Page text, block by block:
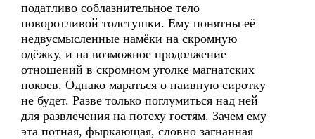
податливо соблазнительное тело
поворотливой толстушки. Ему понятны её
недвусмысленные намёки на скромную
одёжку, и на возможное продолжение
отношений в скромном уголке магнатских
покоев. Однако мараться о наивную сиротку
не будет. Разве только поглумиться над ней
для развлечения на потеху гостям. Зачем ему
эта потная, фыркающая, словно загнанная